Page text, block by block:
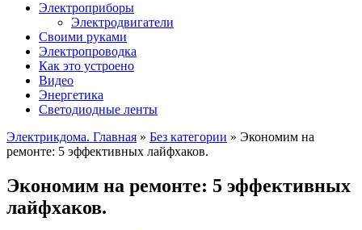
Электроприборы
Электродвигатели
Своими руками
Электропроводка
Как это устроено
Видео
Энергетика
Светодиодные ленты
Электрикдома. Главная » Без категории » Экономим на
ремонте: 5 эффективных лайфхаков.
Экономим на ремонте: 5 эффективных
лайфхаков.